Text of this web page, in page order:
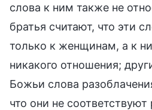
слова к ним также не
братья считают, что эти
только к женщинам, а к
никакого отношения;
Божьи слова
что они не соответствуют